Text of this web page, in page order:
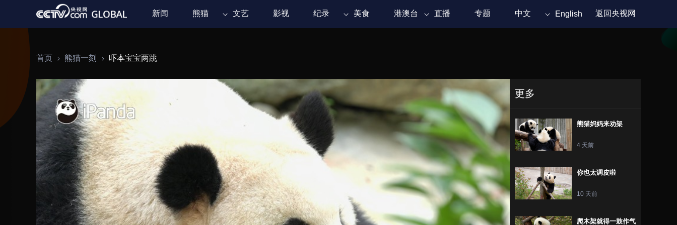
新闻 熊猫 文艺 影视 纪录 美食 港澳台 直播 专题 中文 English 返回央视网
首页 熊猫一刻 吓本宝宝两跳
更多
熊猫妈妈来劝架
4 天前
你也太调皮啦
10 天前
爬木架就得一鼓作气